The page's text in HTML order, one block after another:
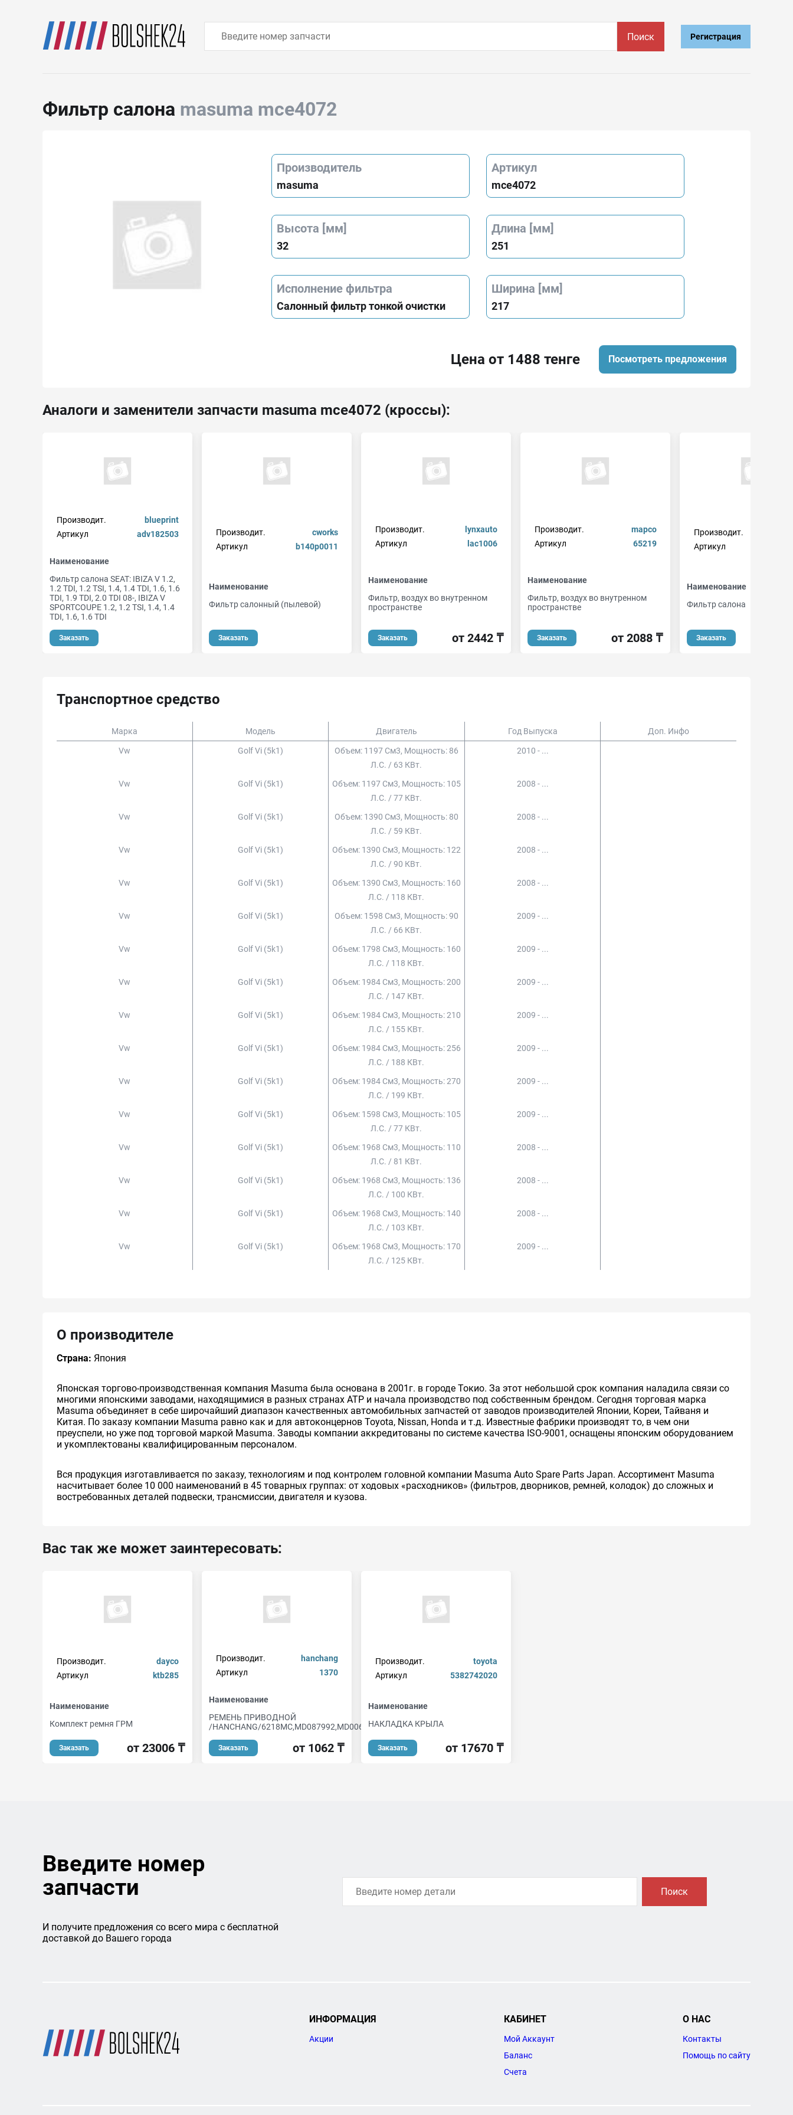
Поиск Регистрация
Фильтр салона masuma mce4072
Производитель
masuma
Артикул
mce4072
Высота [мм]
32
Длина [мм]
251
Исполнение фильтра
Салонный фильтр тонкой очистки
Ширина [мм]
217
Цена от 1488 тенге Посмотреть предложения
Аналоги и заменители запчасти masuma mce4072 (кроссы):
Производит.
blueprint
Артикул
adv182503
Наименование
Фильтр салона SEAT: IBIZA V 1.2,
1.2 TDI, 1.2 TSI, 1.4, 1.4 TDI, 1.6, 1.6
TDI, 1.9 TDI, 2.0 TDI 08-, IBIZA V
SPORTCOUPE 1.2, 1.2 TSI, 1.4, 1.4
TDI, 1.6, 1.6 TDI
Заказать
Производит.
cworks
Артикул
b140p0011
Наименование
Фильтр салонный (пылевой)
Заказать
Производит.
lynxauto
Артикул
lac1006
Наименование
Фильтр, воздух во внутренном
пространстве
Заказать от 2442 ₸
Производит.
mapco
Артикул
65219
Наименование
Фильтр, воздух во внутренном
пространстве
Заказать от 2088 ₸
Производит.
Артикул
Наименование
Фильтр салона
Заказать
Транспортное средство
Марка Модель Двигатель Год Выпуска Доп. Инфо
Vw Golf Vi (5k1)
Объем: 1197 См3, Мощность: 86
Л.с. / 63 КВт.
2010 - ...
Vw Golf Vi (5k1)
Объем: 1197 См3, Мощность: 105
Л.с. / 77 КВт.
2008 - ...
Vw Golf Vi (5k1)
Объем: 1390 См3, Мощность: 80
Л.с. / 59 КВт.
2008 - ...
Vw Golf Vi (5k1)
Объем: 1390 См3, Мощность: 122
Л.с. / 90 КВт.
2008 - ...
Vw Golf Vi (5k1)
Объем: 1390 См3, Мощность: 160
Л.с. / 118 КВт.
2008 - ...
Vw Golf Vi (5k1)
Объем: 1598 См3, Мощность: 90
Л.с. / 66 КВт.
2009 - ...
Vw Golf Vi (5k1)
Объем: 1798 См3, Мощность: 160
Л.с. / 118 КВт.
2009 - ...
Vw Golf Vi (5k1)
Объем: 1984 См3, Мощность: 200
Л.с. / 147 КВт.
2009 - ...
Vw Golf Vi (5k1)
Объем: 1984 См3, Мощность: 210
Л.с. / 155 КВт.
2009 - ...
Vw Golf Vi (5k1)
Объем: 1984 См3, Мощность: 256
Л.с. / 188 КВт.
2009 - ...
Vw Golf Vi (5k1)
Объем: 1984 См3, Мощность: 270
Л.с. / 199 КВт.
2009 - ...
Vw Golf Vi (5k1)
Объем: 1598 См3, Мощность: 105
Л.с. / 77 КВт.
2009 - ...
Vw Golf Vi (5k1)
Объем: 1968 См3, Мощность: 110
Л.с. / 81 КВт.
2008 - ...
Vw Golf Vi (5k1)
Объем: 1968 См3, Мощность: 136
Л.с. / 100 КВт.
2008 - ...
Vw Golf Vi (5k1)
Объем: 1968 См3, Мощность: 140
Л.с. / 103 КВт.
2008 - ...
Vw Golf Vi (5k1)
Объем: 1968 См3, Мощность: 170
Л.с. / 125 КВт.
2009 - ...
О производителе
Страна: Япония
Японская торгово-производственная компания Masuma была основана в 2001г. в городе Токио. За этот небольшой срок компания наладила связи со
многими японскими заводами, находящимися в разных странах АТР и начала производство под собственным брендом. Сегодня торговая марка
Masuma объединяет в себе широчайший диапазон качественных автомобильных запчастей от заводов производителей Японии, Кореи, Тайваня и
Китая. По заказу компании Masuma равно как и для автоконцернов Toyota, Nissan, Honda и т.д. Известные фабрики производят то, в чем они
преуспели, но уже под торговой маркой Masuma. Заводы компании аккредитованы по системе качества ISO-9001, оснащены японским оборудованием
и укомплектованы квалифицированным персоналом.
Вся продукция изготавливается по заказу, технологиям и под контролем головной компании Masuma Auto Spare Parts Japan. Ассортимент Masuma
насчитывает более 10 000 наименований в 45 товарных группах: от ходовых «расходников» (фильтров, дворников, ремней, колодок) до сложных и
востребованных деталей подвески, трансмиссии, двигателя и кузова.
Вас так же может заинтересовать:
Производит.
dayco
Артикул
ktb285
Наименование
Комплект ремня ГРМ
Заказать от 23006 ₸
Производит.
hanchang
Артикул
1370
Наименование
РЕМЕНЬ ПРИВОДНОЙ
/HANCHANG/6218MC,MD087992,MD00639
Заказать от 1062 ₸
Производит.
toyota
Артикул
5382742020
Наименование
НАКЛАДКА КРЫЛА
Заказать от 17670 ₸
Введите номер
запчасти
И получите предложения со всего мира с бесплатной
доставкой до Вашего города
Поиск
ИНФОРМАЦИЯ
Акции
КАБИНЕТ
Мой Аккаунт
Баланс
Счета
О НАС
Контакты
Помощь по сайту